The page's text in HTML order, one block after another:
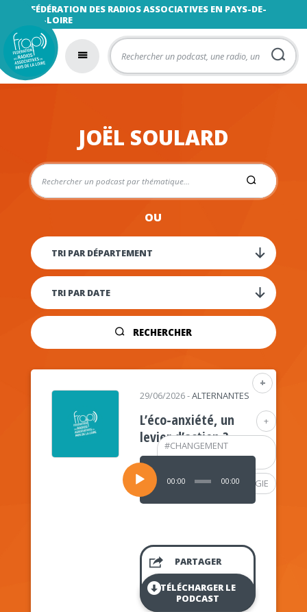
FÉDÉRATION DES RADIOS ASSOCIATIVES EN PAYS-DE-
LA-LOIRE
JOËL SOULARD
OU
RECHERCHER
+
+
#CHANGEMENT
CLIMATIQUE
#PSYCHOLOGIE
29/06/2026-ALTERNANTES
L’éco-anxiété, un
levier d’action ?
Lecteur
audio
00:00 00:00
PARTAGER
TÉLÉCHARGER LE
PODCAST